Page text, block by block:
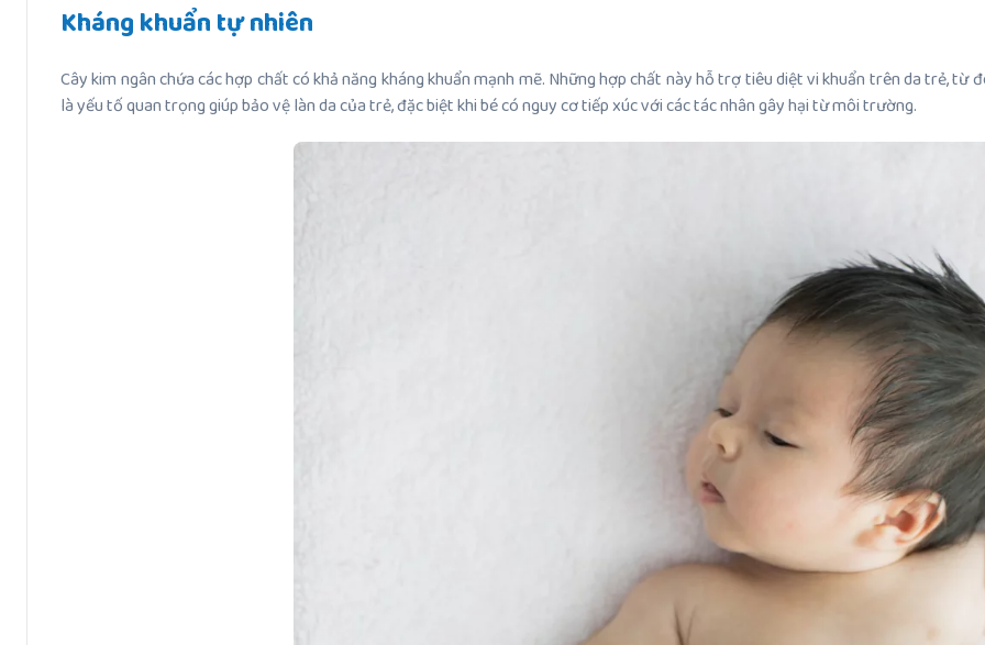
Kháng khuẩn tự nhiên
Cây kim ngân chứa các hợp chất có khả năng kháng khuẩn mạnh mẽ. Những hợp chất này hỗ trợ tiêu diệt vi khuẩn trên da trẻ,
là yếu tố quan trọng giúp bảo vệ làn da của trẻ, đặc biệt khi bé có nguy cơ tiếp xúc với các tác nhân gây hại từ môi trường.